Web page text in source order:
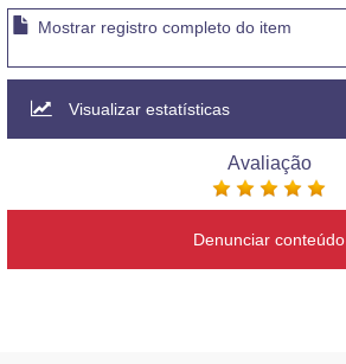
Mostrar registro completo do item
Visualizar estatísticas
Avaliação
Denunciar conteúdo